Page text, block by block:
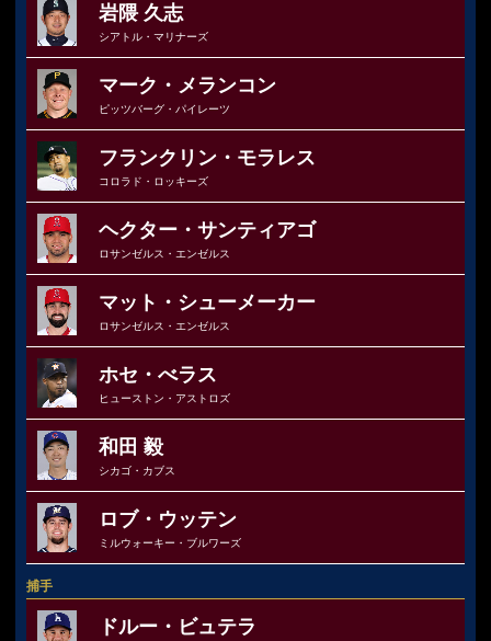
岩隈 久志
シアトル・マリナーズ
マーク・メランコン
ピッツバーグ・パイレーツ
フランクリン・モラレス
コロラド・ロッキーズ
ヘクター・サンティアゴ
ロサンゼルス・エンゼルス
マット・シューメーカー
ロサンゼルス・エンゼルス
ホセ・べラス
ヒューストン・アストロズ
和田 毅
シカゴ・カブス
ロブ・ウッテン
ミルウォーキー・ブルワーズ
捕手
ドルー・ビュテラ